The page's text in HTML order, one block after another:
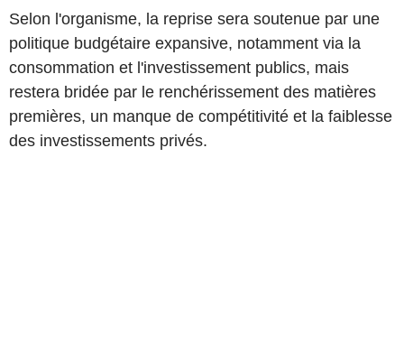
Selon l'organisme, la reprise sera soutenue par une
politique budgétaire expansive, notamment via la
consommation et l'investissement publics, mais
restera bridée par le renchérissement des matières
premières, un manque de compétitivité et la faiblesse
des investissements privés.